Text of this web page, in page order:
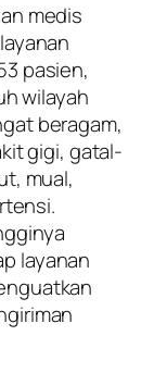
medis
pasien,
wilayah
beragam,
gigi, gatal-
mual,
layanan